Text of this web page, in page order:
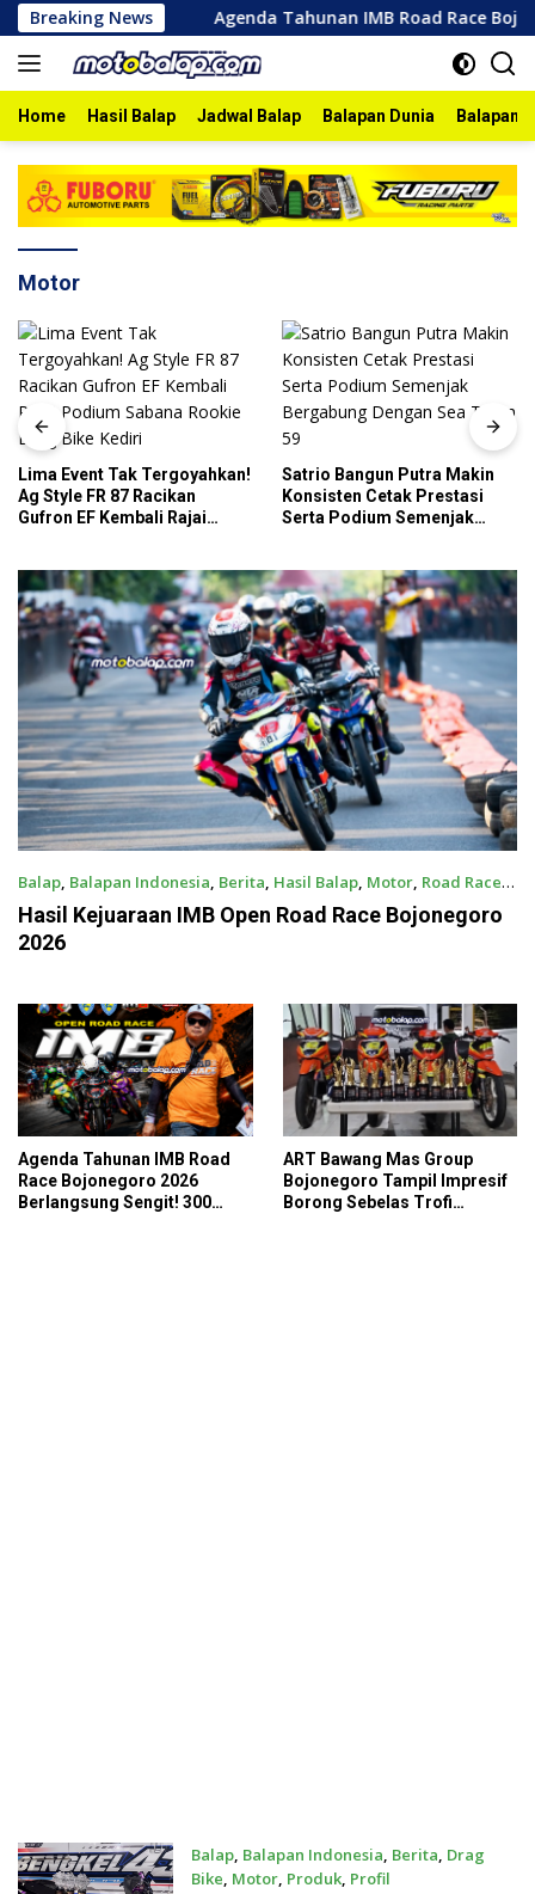
Skip
to
content
Breaking News
2026 Agenda Tahunan IMB Road Race
Home Hasil Balap Jadwal Balap Balapan Dunia Balapan
Motor
Lima Event Tak Tergoyahkan!
Ag Style FR 87 Racikan
Gufron EF Kembali Rajai
Satrio Bangun Putra Makin
Konsisten Cetak Prestasi
Serta Podium Semenjak
Balap, Balapan Indonesia, Berita, Hasil Balap, Motor, Road Race
August 4, 2026
Hasil Kejuaraan IMB Open Road Race Bojonegoro
2026
Agenda Tahunan IMB Road
Race Bojonegoro 2026
Berlangsung Sengit! 300
ART Bawang Mas Group
Bojonegoro Tampil Impresif
Borong Sebelas Trofi
Balap, Balapan Indonesia, Berita, Drag
Bike, Motor, Produk, Profil